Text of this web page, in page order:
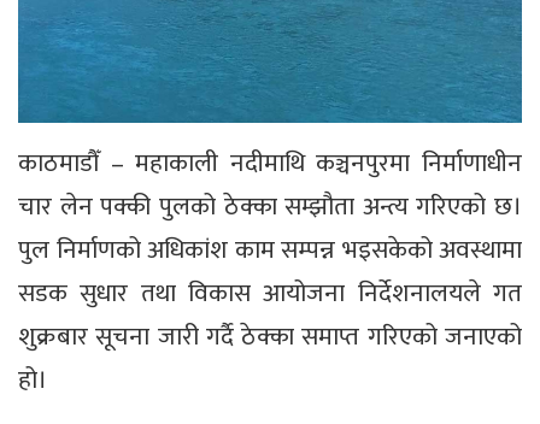
काठमाडौँ – महाकाली नदीमाथि कञ्चनपुरमा निर्माणाधीन
चार लेन पक्की पुलको ठेक्का सम्झौता अन्त्य गरिएको छ।
पुल निर्माणको अधिकांश काम सम्पन्न भइसकेको अवस्थामा
सडक सुधार तथा विकास आयोजना निर्देशनालयले गत
शुक्रबार सूचना जारी गर्दै ठेक्का समाप्त गरिएको जनाएको
हो।